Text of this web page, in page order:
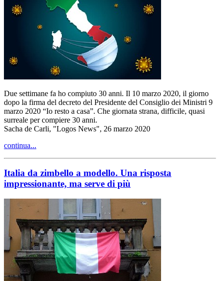
Due settimane fa ho compiuto 30 anni. Il 10 marzo 2020, il giorno
dopo la firma del decreto del Presidente del Consiglio dei Ministri 9
marzo 2020 “Io resto a casa”. Che giornata strana, difficile, quasi
surreale per compiere 30 anni.
Sacha de Carli, "Logos News", 26 marzo 2020
continua...
Italia da zimbello a modello. Una risposta
impressionante, ma serve di più